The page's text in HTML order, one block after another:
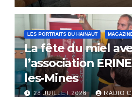
LES PORTRAITS DU HAINAUT
La fête du miel
l’association
les-Mines
28 JUILLET 2026 RADIO